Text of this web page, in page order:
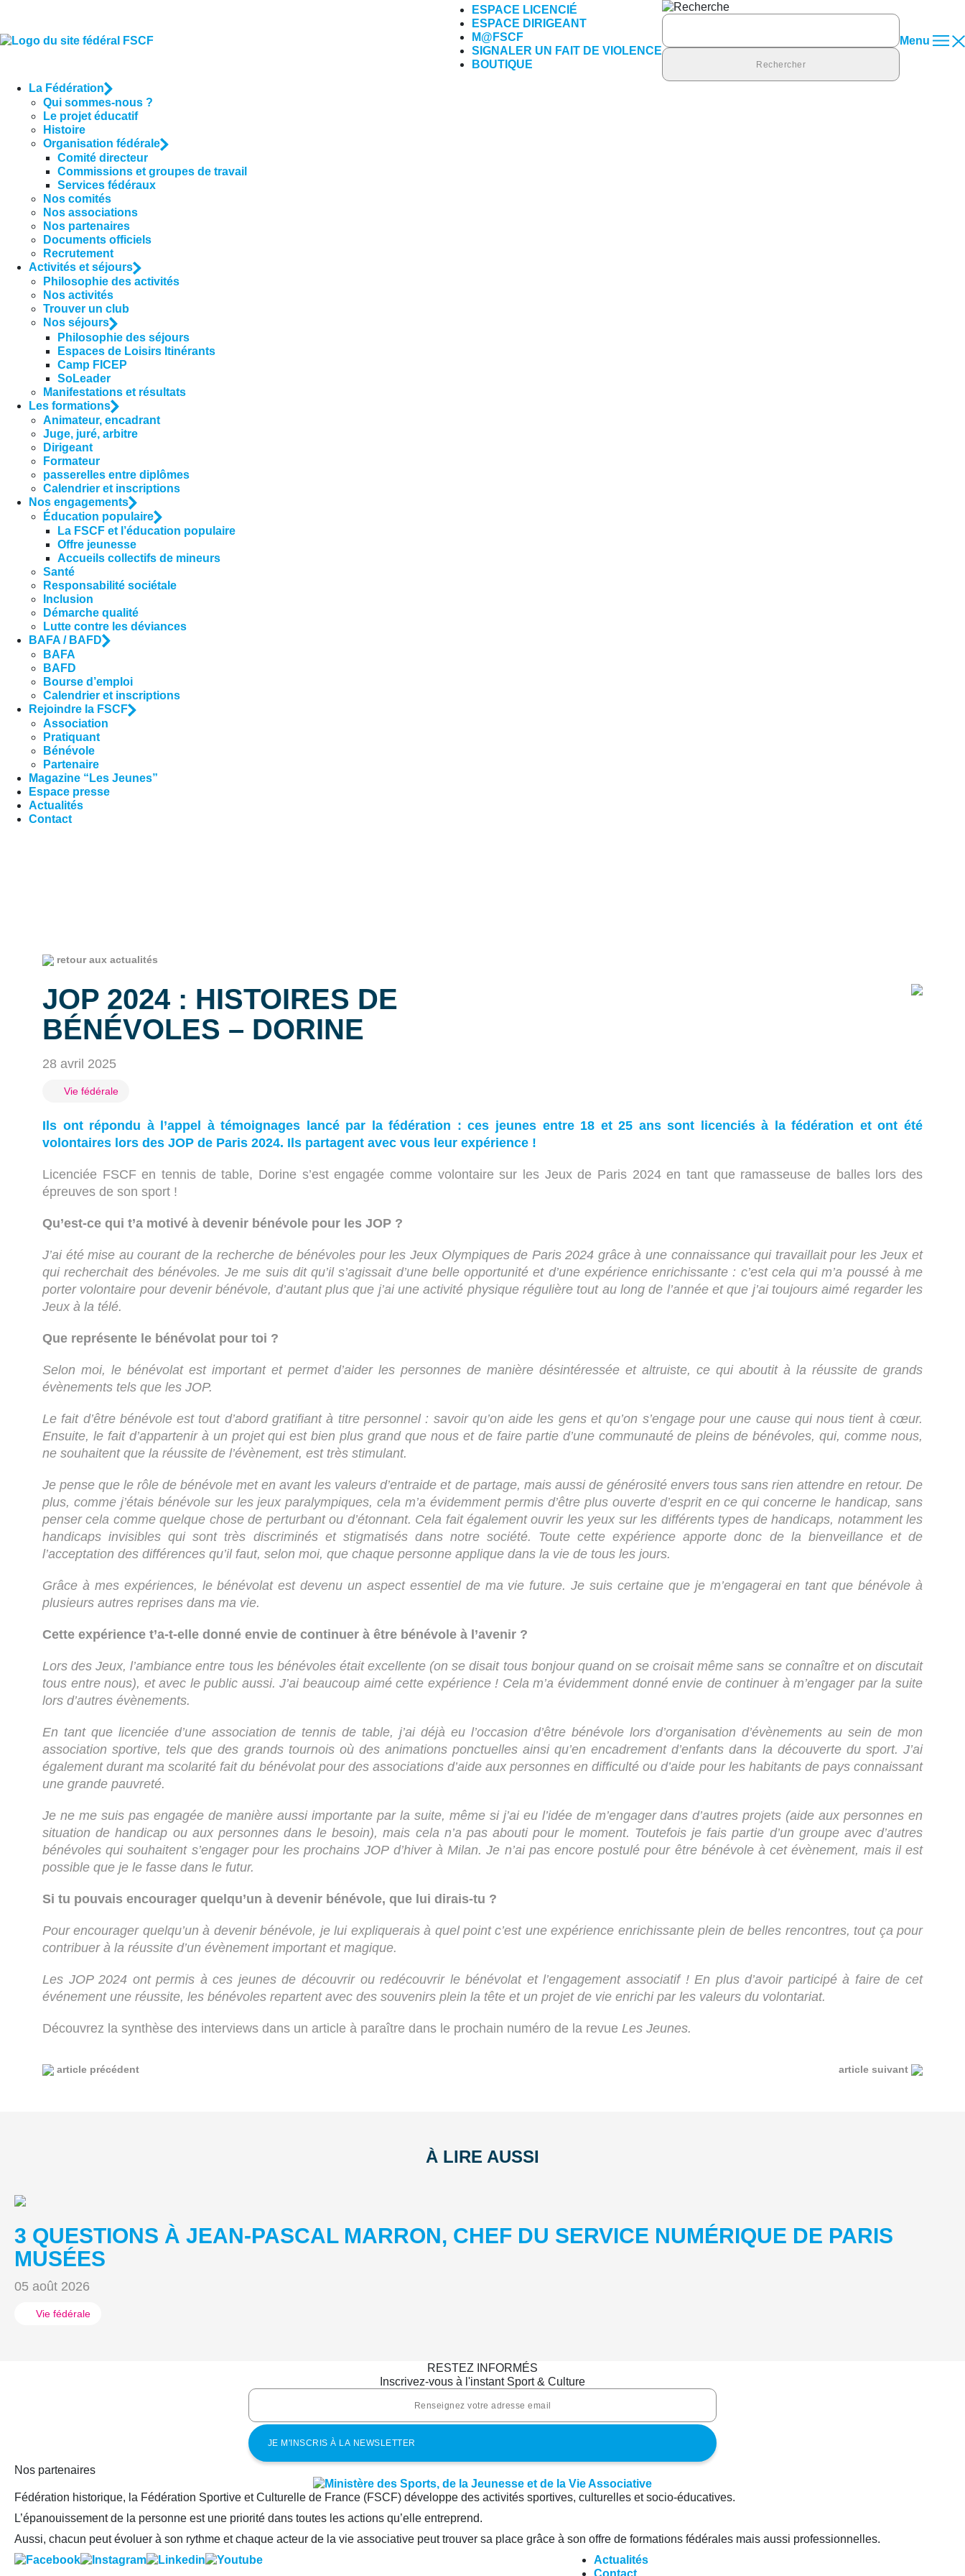
ESPACE LICENCIÉ
ESPACE DIRIGEANT
M@FSCF
SIGNALER UN FAIT DE VIOLENCE
BOUTIQUE
Rechercher :
Menu
La Fédération
Qui sommes-nous ?
Le projet éducatif
Histoire
Organisation fédérale
Comité directeur
Commissions et groupes de travail
Services fédéraux
Nos comités
Nos associations
Nos partenaires
Documents officiels
Recrutement
Activités et séjours
Philosophie des activités
Nos activités
Trouver un club
Nos séjours
Philosophie des séjours
Espaces de Loisirs Itinérants
Camp FICEP
SoLeader
Manifestations et résultats
Les formations
Animateur, encadrant
Juge, juré, arbitre
Dirigeant
Formateur
passerelles entre diplômes
Calendrier et inscriptions
Nos engagements
Éducation populaire
La FSCF et l’éducation populaire
Offre jeunesse
Accueils collectifs de mineurs
Santé
Responsabilité sociétale
Inclusion
Démarche qualité
Lutte contre les déviances
BAFA / BAFD
BAFA
BAFD
Bourse d’emploi
Calendrier et inscriptions
Rejoindre la FSCF
Association
Pratiquant
Bénévole
Partenaire
Magazine “Les Jeunes”
Espace presse
Actualités
Contact
retour aux actualités
JOP 2024 : HISTOIRES DE
BÉNÉVOLES – DORINE
28 avril 2025
Vie fédérale
Ils ont répondu à l’appel à témoignages lancé par la fédération : ces jeunes entre 18 et 25 ans sont licenciés à la fédération et ont été
volontaires lors des JOP de Paris 2024. Ils partagent avec vous leur expérience !
Licenciée FSCF en tennis de table, Dorine s’est engagée comme volontaire sur les Jeux de Paris 2024 en tant que ramasseuse de balles lors des
épreuves de son sport !
Qu’est-ce qui t’a motivé à devenir bénévole pour les JOP ?
J’ai été mise au courant de la recherche de bénévoles pour les Jeux Olympiques de Paris 2024 grâce à une connaissance qui travaillait pour les Jeux et
qui recherchait des bénévoles. Je me suis dit qu’il s’agissait d’une belle opportunité et d’une expérience enrichissante : c’est cela qui m’a poussé à me
porter volontaire pour devenir bénévole, d’autant plus que j’ai une activité physique régulière tout au long de l’année et que j’ai toujours aimé regarder les
Jeux à la télé.
Que représente le bénévolat pour toi ?
Selon moi, le bénévolat est important et permet d’aider les personnes de manière désintéressée et altruiste, ce qui aboutit à la réussite de grands
évènements tels que les JOP.
Le fait d’être bénévole est tout d’abord gratifiant à titre personnel : savoir qu’on aide les gens et qu’on s’engage pour une cause qui nous tient à cœur.
Ensuite, le fait d’appartenir à un projet qui est bien plus grand que nous et de faire partie d’une communauté de pleins de bénévoles, qui, comme nous,
ne souhaitent que la réussite de l’évènement, est très stimulant.
Je pense que le rôle de bénévole met en avant les valeurs d’entraide et de partage, mais aussi de générosité envers tous sans rien attendre en retour. De
plus, comme j’étais bénévole sur les jeux paralympiques, cela m’a évidemment permis d’être plus ouverte d’esprit en ce qui concerne le handicap, sans
penser cela comme quelque chose de perturbant ou d’étonnant. Cela fait également ouvrir les yeux sur les différents types de handicaps, notamment les
handicaps invisibles qui sont très discriminés et stigmatisés dans notre société. Toute cette expérience apporte donc de la bienveillance et de
l’acceptation des différences qu’il faut, selon moi, que chaque personne applique dans la vie de tous les jours.
Grâce à mes expériences, le bénévolat est devenu un aspect essentiel de ma vie future. Je suis certaine que je m’engagerai en tant que bénévole à
plusieurs autres reprises dans ma vie.
Cette expérience t’a-t-elle donné envie de continuer à être bénévole à l’avenir ?
Lors des Jeux, l’ambiance entre tous les bénévoles était excellente (on se disait tous bonjour quand on se croisait même sans se connaître et on discutait
tous entre nous), et avec le public aussi. J’ai beaucoup aimé cette expérience ! Cela m’a évidemment donné envie de continuer à m’engager par la suite
lors d’autres évènements.
En tant que licenciée d’une association de tennis de table, j’ai déjà eu l’occasion d’être bénévole lors d’organisation d’évènements au sein de mon
association sportive, tels que des grands tournois où des animations ponctuelles ainsi qu’en encadrement d’enfants dans la découverte du sport. J’ai
également durant ma scolarité fait du bénévolat pour des associations d’aide aux personnes en difficulté ou d’aide pour les habitants de pays connaissant
une grande pauvreté.
Je ne me suis pas engagée de manière aussi importante par la suite, même si j’ai eu l’idée de m’engager dans d’autres projets (aide aux personnes en
situation de handicap ou aux personnes dans le besoin), mais cela n’a pas abouti pour le moment. Toutefois je fais partie d’un groupe avec d’autres
bénévoles qui souhaitent s’engager pour les prochains JOP d’hiver à Milan. Je n’ai pas encore postulé pour être bénévole à cet évènement, mais il est
possible que je le fasse dans le futur.
Si tu pouvais encourager quelqu’un à devenir bénévole, que lui dirais-tu ?
Pour encourager quelqu’un à devenir bénévole, je lui expliquerais à quel point c’est une expérience enrichissante plein de belles rencontres, tout ça pour
contribuer à la réussite d’un évènement important et magique.
Les JOP 2024 ont permis à ces jeunes de découvrir ou redécouvrir le bénévolat et l’engagement associatif ! En plus d’avoir participé à faire de cet
événement une réussite, les bénévoles repartent avec des souvenirs plein la tête et un projet de vie enrichi par les valeurs du volontariat.
Découvrez la synthèse des interviews dans un article à paraître dans le prochain numéro de la revue Les Jeunes.
article précédent article suivant
À LIRE AUSSI
3 QUESTIONS À JEAN-PASCAL MARRON, CHEF DU SERVICE NUMÉRIQUE DE PARIS
MUSÉES
05 août 2026
Vie fédérale
RESTEZ INFORMÉS
Inscrivez-vous à l'instant Sport & Culture
Nos partenaires
Fédération historique, la Fédération Sportive et Culturelle de France (FSCF) développe des activités sportives, culturelles et socio-éducatives.
L’épanouissement de la personne est une priorité dans toutes les actions qu’elle entreprend.
Aussi, chacun peut évoluer à son rythme et chaque acteur de la vie associative peut trouver sa place grâce à son offre de formations fédérales mais aussi professionnelles.
Actualités
Contact